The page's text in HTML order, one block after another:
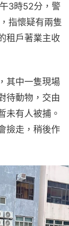
3時52分，警
指懷疑有兩隻
租戶著業主收
其中一隻現場
待動物，交由
未有人被捕。
撿走，稍後作